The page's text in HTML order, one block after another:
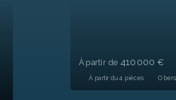
243 005€
2pièces 45.85 m²